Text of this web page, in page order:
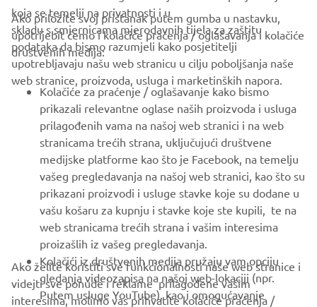
CORPORATE
FOR BUSINESS
MORE YAMAHA
SUPPORT
BILTEN
Budite prvi koji će saznati o najnovijim ponudama, posebnim
događajima, novim izdanjima i još mnogo toga
koja se temelji na privatnosti i u
skladu s smjernicama mjerodavnih tijela za zaštitu
podataka da bismo razumjeli kako posjetitelji
upotrebljavaju našu web stranicu u cilju poboljšanja naše
web stranice, proizvoda, usluga i marketinških napora.
Ako priložite svoj pristanak putem gumba u nastavku,
upotrijebit ćemo i kolačiće praćenja / oglašavanja i kolačiće
društvenih medija:
Kolačiće za praćenje / oglašavanje kako bismo
prikazali relevantne oglase naših proizvoda i usluga
prilagođenih vama na našoj web stranici i na web
stranicama trećih strana, uključujući društvene
medijske platforme kao što je Facebook, na temelju
vašeg pregledavanja na našoj web stranici, kao što su
prikazani proizvodi i usluge stavke koje su dodane u
vašu košaru za kupnju i stavke koje ste kupili, te na
web stranicama trećih strana i vašim interesima
proizašlih iz vašeg pregledavanja.
Kolačići iz društvenih medija pružaju vam opciju
gledanja videozapisa na našoj web-lokaciji (npr.
Putem usluge YouTube), kao i omogućavanje
Ako želite koristiti sve funkcionalnosti naše web stranice i
videjti sve ponude i reklame prilagođene vašim
interesima, molimo vas prihvatite kolačiće praćenja /